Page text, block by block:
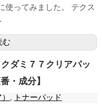
使ってみました。 テクス
む
ダミ７７クリアパッ
・成分】
,
トナーパッド